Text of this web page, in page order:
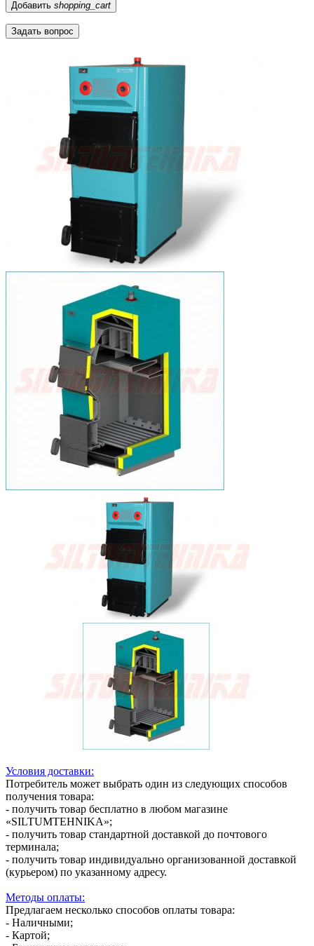
Добавить shopping_cart
Задать вопрос
Условия доставки:
Потребитель может выбрать один из следующих способов
получения товара:
- получить товар бесплатно в любом магазине
«SILTUMTEHNIKA»;
- получить товар стандартной доставкой до почтового
терминала;
- получить товар индивидуально организованной доставкой
(курьером) по указанному адресу.
Методы оплаты:
Предлагаем несколько способов оплаты товара:
- Наличными;
- Картой;